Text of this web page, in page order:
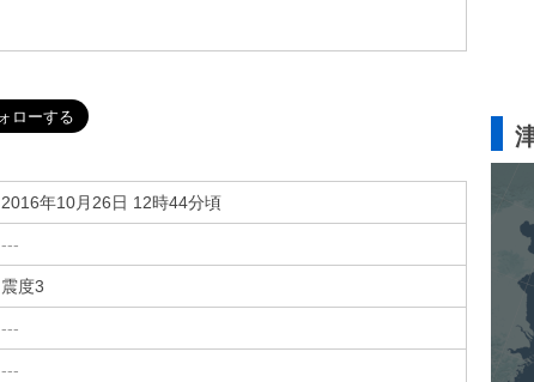
2016年10月26日 12時44分頃
---
震度3
---
---